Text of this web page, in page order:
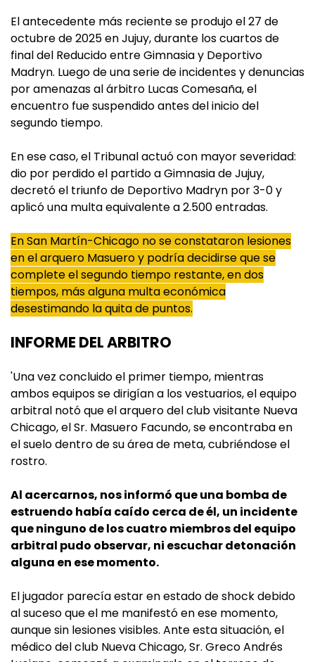
El antecedente más reciente se produjo el 27 de
octubre de 2025 en Jujuy, durante los cuartos de
final del Reducido entre Gimnasia y Deportivo
Madryn. Luego de una serie de incidentes y denuncias
por amenazas al árbitro Lucas Comesaña, el
encuentro fue suspendido antes del inicio del
segundo tiempo.
En ese caso, el Tribunal actuó con mayor severidad:
dio por perdido el partido a Gimnasia de Jujuy,
decretó el triunfo de Deportivo Madryn por 3-0 y
aplicó una multa equivalente a 2.500 entradas.
En San Martín-Chicago no se constataron lesiones
en el arquero Masuero y podría decidirse que se
complete el segundo tiempo restante, en dos
tiempos, más alguna multa económica
desestimando la quita de puntos.
INFORME DEL ARBITRO
'Una vez concluido el primer tiempo, mientras
ambos equipos se dirigían a los vestuarios, el equipo
arbitral notó que el arquero del club visitante Nueva
Chicago, el Sr. Masuero Facundo, se encontraba en
el suelo dentro de su área de meta, cubriéndose el
rostro.
Al acercarnos, nos informó que una bomba de
estruendo había caído cerca de él, un incidente
que ninguno de los cuatro miembros del equipo
arbitral pudo observar, ni escuchar detonación
alguna en ese momento.
El jugador parecía estar en estado de shock debido
al suceso que el me manifestó en ese momento,
aunque sin lesiones visibles. Ante esta situación, el
médico del club Nueva Chicago, Sr. Greco Andrés